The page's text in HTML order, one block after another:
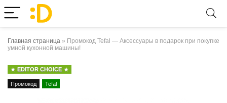
Главная страница » Промокод Tefal — Аксессуары в подарок при покупке
умной кухонной машины!
EDITOR CHOICE
Промокод Tefal